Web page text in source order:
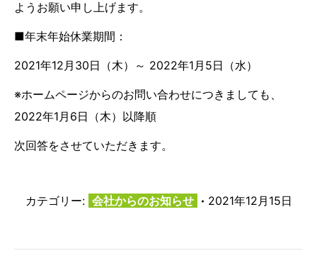
ようお願い申し上げます。
■年末年始休業期間：
2021年12月30日（木）～ 2022年1月5日（水）
※ホームページからのお問い合わせにつきましても、
2022年1月6日（木）以降順
次回答をさせていただきます。
カテゴリー: 会社からのお知らせ 2021年12月15日